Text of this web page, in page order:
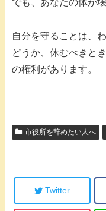
自分を守ることは、
どうか、休むべきと
の権利があります。
市役所を辞めたい人へ
Twitter